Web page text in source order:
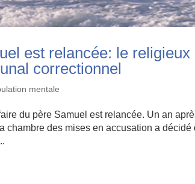
est relancée: le
correctionnel
mentale
du père Samuel est relancée. Un an
chambre des mises en accusation a